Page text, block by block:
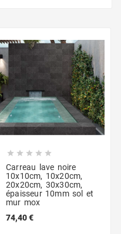
    
Carreau lave noire
10x10cm, 10x20cm,
20x20cm, 30x30cm,
épaisseur 10mm sol et
mur mox
74,40 €